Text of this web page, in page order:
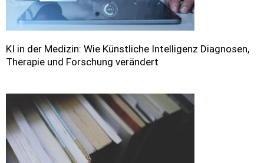
KI in der Medizin: Wie Künstliche Intelligenz Diagnosen,
Therapie und Forschung verändert